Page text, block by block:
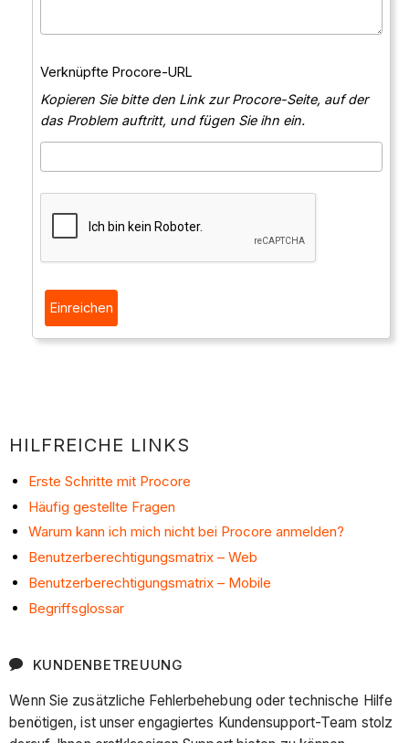
Verknüpfte Procore-URL
Kopieren Sie bitte den Link zur Procore-Seite, auf der
das Problem auftritt, und fügen Sie ihn ein.
HILFREICHE LINKS
Erste Schritte mit Procore
Häufig gestellte Fragen
Warum kann ich mich nicht bei Procore anmelden?
Benutzerberechtigungsmatrix – Web
Benutzerberechtigungsmatrix – Mobile
Begriffsglossar
KUNDENBETREUUNG
Wenn Sie zusätzliche Fehlerbehebung oder technische Hilfe
benötigen, ist unser engagiertes Kundensupport-Team stolz